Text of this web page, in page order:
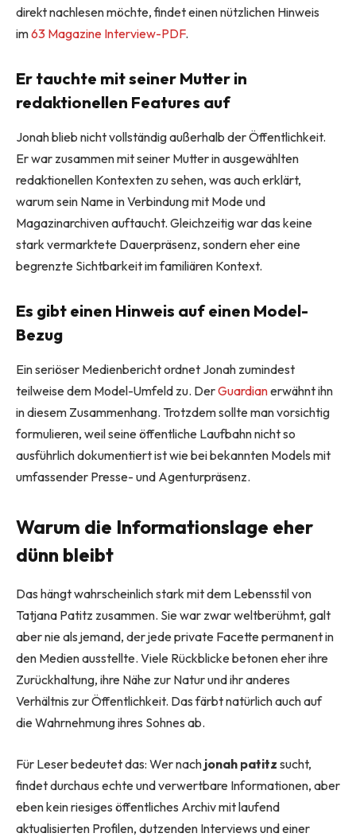
direkt nachlesen möchte, findet einen nützlichen Hinweis
im63 Magazine Interview-PDF.
Er tauchte mit seiner Mutter in
redaktionellen Features auf
Jonah blieb nicht vollständig außerhalb der Öffentlichkeit.
Er war zusammen mit seiner Mutter in ausgewählten
redaktionellen Kontexten zu sehen, was auch erklärt,
warum sein Name in Verbindung mit Mode und
Magazinarchiven auftaucht. Gleichzeitig war das keine
stark vermarktete Dauerpräsenz, sondern eher eine
begrenzte Sichtbarkeit im familiären Kontext.
Es gibt einen Hinweis auf einen Model-
Bezug
Ein seriöser Medienbericht ordnet Jonah zumindest
teilweise dem Model-Umfeld zu. DerGuardianerwähnt ihn
in diesem Zusammenhang. Trotzdem sollte man vorsichtig
formulieren, weil seine öffentliche Laufbahn nicht so
ausführlich dokumentiert ist wie bei bekannten Models mit
umfassender Presse- und Agenturpräsenz.
Warum die Informationslage eher
dünn bleibt
Das hängt wahrscheinlich stark mit dem Lebensstil von
Tatjana Patitz zusammen. Sie war zwar weltberühmt, galt
aber nie als jemand, der jede private Facette permanent in
den Medien ausstellte. Viele Rückblicke betonen eher ihre
Zurückhaltung, ihre Nähe zur Natur und ihr anderes
Verhältnis zur Öffentlichkeit. Das färbt natürlich auch auf
die Wahrnehmung ihres Sohnes ab.
Für Leser bedeutet das: Wer nach jonah patitz sucht,
findet durchaus echte und verwertbare Informationen, aber
eben kein riesiges öffentliches Archiv mit laufend
aktualisierten Profilen, dutzenden Interviews und einer